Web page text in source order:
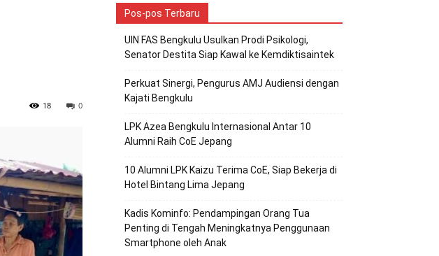
0
18
Pos-pos Terbaru
UIN FAS Bengkulu Usulkan Prodi Psikologi,
Senator Destita Siap Kawal ke Kemdiktisaintek
Perkuat Sinergi, Pengurus AMJ Audiensi dengan
Kajati Bengkulu
LPK Azea Bengkulu Internasional Antar 10
Alumni Raih CoE Jepang
10 Alumni LPK Kaizu Terima CoE, Siap Bekerja di
Hotel Bintang Lima Jepang
Kadis Kominfo: Pendampingan Orang Tua
Penting di Tengah Meningkatnya Penggunaan
Smartphone oleh Anak